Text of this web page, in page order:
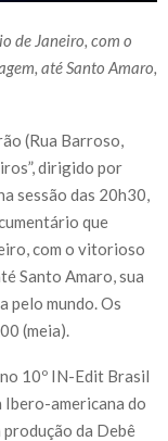
de Janeiro, com o
até Santo Amaro,
(Rua Barroso,
dirigido por
sessão das 20h30,
que
com o vitorioso
Santo Amaro, sua
pelo mundo. Os
(meia).
10º IN-Edit Brasil
Ibero-americana do
da Debê